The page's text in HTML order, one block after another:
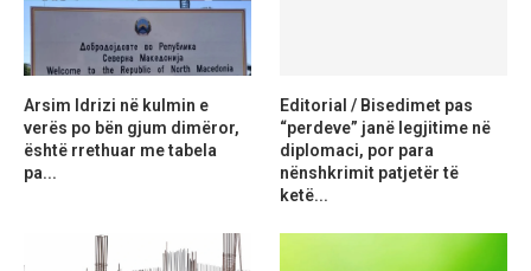
Arsim Idrizi në kulmin e
verës po bën gjum dimëror,
është rrethuar me tabela
pa...
Editorial / Bisedimet pas
“perdeve” janë legjitime në
diplomaci, por para
nënshkrimit patjetër të
ketë...